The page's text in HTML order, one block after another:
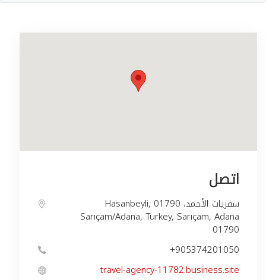
اتصل
Hasanbeyli, سفريات الأحمد، 01790
Sarıçam/Adana, Turkey, Sarıçam, Adana
01790
+905374201050
travel-agency-11782.business.site